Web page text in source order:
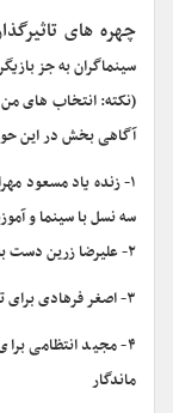
چهره های
سینماگران به جز
(نکته: انتخاب های من
آگاهی بخش در این
۱- زنده یاد مسعود
سه نسل با سینما و
۲- علیرضا زرین دست به دلیل نوآوری وخلاقیت در فیلمبرداری
۳- اصغر فرهادی برای تبیین و طراحی سبکی نو در نگارش فیلمنامه
۴- مجید انتظامی
ماندگار